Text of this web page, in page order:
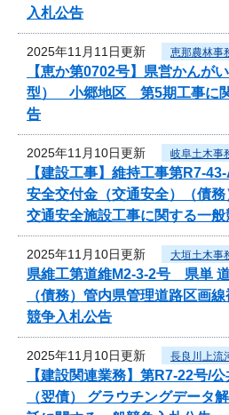
入札公告
2025年11月11日更新 恵那農林事
【恵か第0702号】県営かんが
型） 小郷地区 第5期工事に
告
2025年11月10日更新 岐阜土木事
【建設工事】維持工事第R7-
安全交付金（交通安全）（債
交通安全施設工事に関する一
2025年11月10日更新 大垣土木事
県維工第道維M2-3-2号 県単 道
（債務）管内県管理道路区画
競争入札公告
2025年11月10日更新 長良川上流
【建設関連業務】第R7-22号/
（翌債） グラウチングデータ